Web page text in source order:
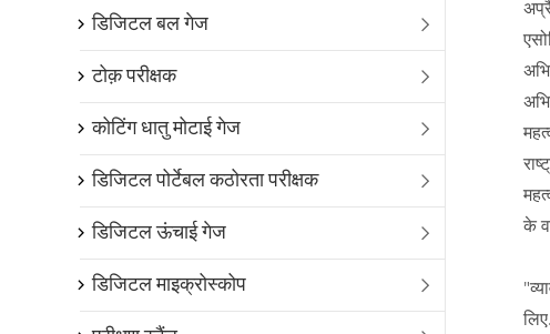
 डिजिटल बल गेज
 टोक़ परीक्षक
 कोटिंग धातु मोटाई गेज
 डिजिटल पोर्टेबल कठोरता परीक्षक
 डिजिटल ऊंचाई गेज
 डिजिटल माइक्रोस्कोप
के